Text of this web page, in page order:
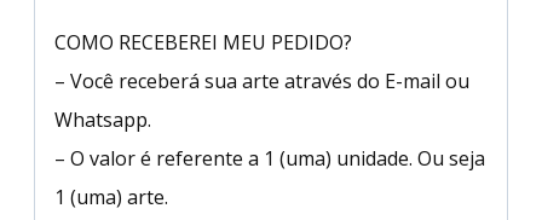
COMO RECEBEREI MEU PEDIDO?
– Você receberá sua arte através do E-mail ou
Whatsapp.
– O valor é referente a 1 (uma) unidade. Ou seja
1 (uma) arte.